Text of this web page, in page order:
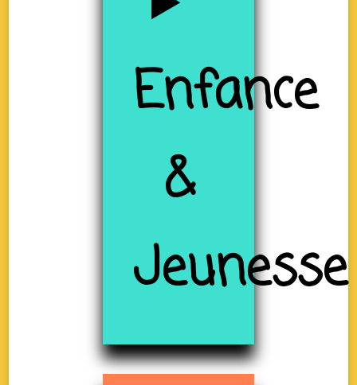
Enfance
&
Jeunesse